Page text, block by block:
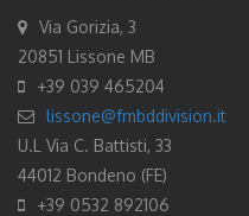
Via Gorizia, 3
20851 Lissone MB
+39 039 465204
lissone@fmbddivision.it
U.L Via C. Battisti, 33
44012 Bondeno (FE)
+39 0532 892106